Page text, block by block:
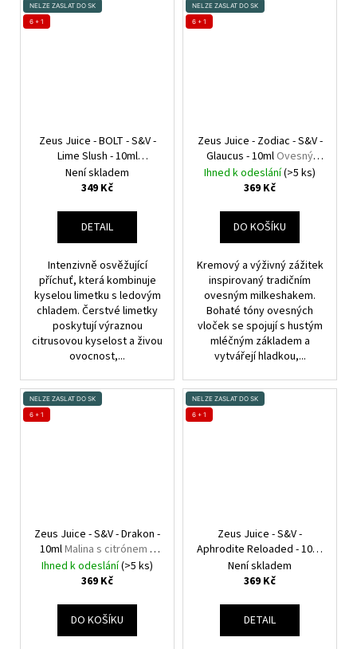
NELZE ZASLAT DO SK
6 + 1
Zeus Juice - BOLT - S&V -
Lime Slush - 10ml
Limetková ledová tříšť
Není skladem
349 Kč
DETAIL
Intenzivně osvěžující
příchuť, která kombinuje
kyselou limetku s ledovým
chladem. Čerstvé limetky
poskytují výraznou
citrusovou kyselost a živou
ovocnost,...
NELZE ZASLAT DO SK
6 + 1
Zeus Juice - Zodiac - S&V -
Glaucus - 10ml Ovesný
milkshake
Ihned k odeslání(>5 ks)
369 Kč
DO KOŠÍKU
Kremový a výživný zážitek
inspirovaný tradičním
ovesným milkeshakem.
Bohaté tóny ovesných
vloček se spojují s hustým
mléčným základem a
vytvářejí hladkou,...
NELZE ZASLAT DO SK
6 + 1
Zeus Juice - S&V - Drakon -
10mlMalina s citrónem a
cookies
Ihned k odeslání(>5 ks)
369 Kč
DO KOŠÍKU
NELZE ZASLAT DO SK
6 + 1
Zeus Juice - S&V -
Aphrodite Reloaded - 10ml
Hroznové víno s
eukaliptem a mentolem
Není skladem
369 Kč
DETAIL